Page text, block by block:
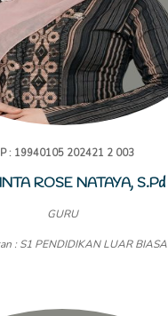
: 19940105 202421 2 003
ROSE NATAYA, S.Pd
GURU
: S1 PENDIDIKAN LUAR BIASA